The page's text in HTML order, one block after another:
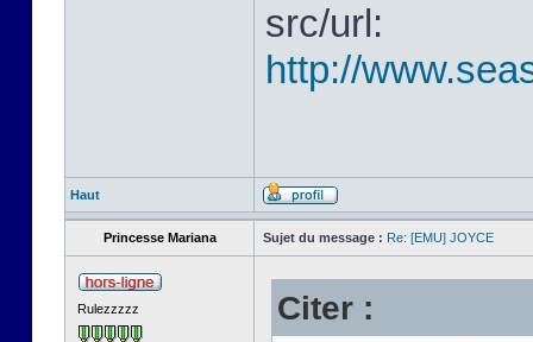
src/url:
http://
Haut
Princesse Mariana Sujet du message : Re: [EMU] JOYCE
Rulezzzzz Citer :